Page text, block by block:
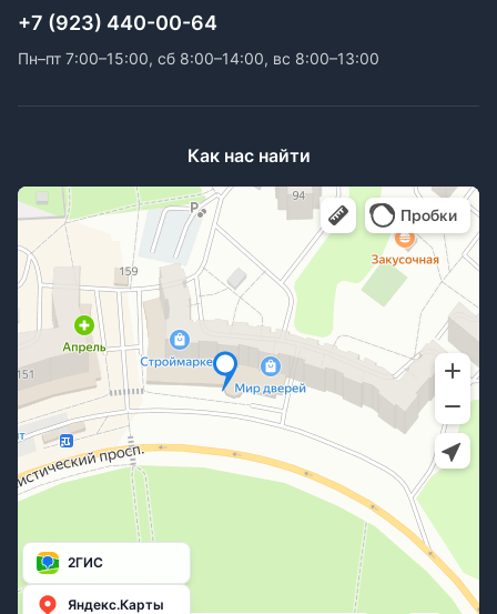
+7 (923) 440-00-64
Пн–пт 7:00–15:00, сб 8:00–14:00, вс 8:00–13:00
Как нас найти
2ГИС
Яндекс.Карты